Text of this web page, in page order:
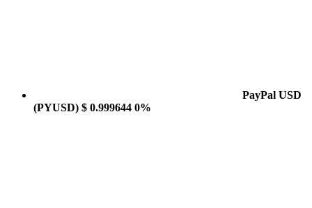
PayPal USD
(PYUSD) $ 0.999644 0%